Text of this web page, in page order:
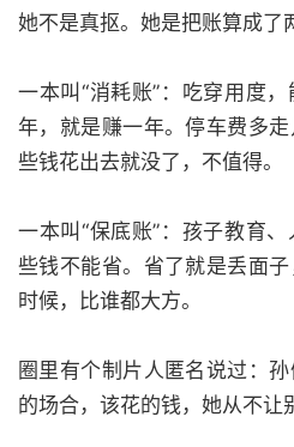
她不是真抠。她是把账算成了
一本叫“消耗账”：吃穿用度
年，就是赚一年。停车费多
些钱花出去就没了，不值得。
一本叫“保底账”：孩子教育
些钱不能省。省了就是丢面
时候，比谁都大方。
圈里有个制片人匿名说过：
的场合，该花的钱，她从不让